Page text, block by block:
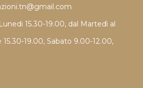
15.30-19.00, dal Martedì al
19.00, Sabato 9.00-12.00,